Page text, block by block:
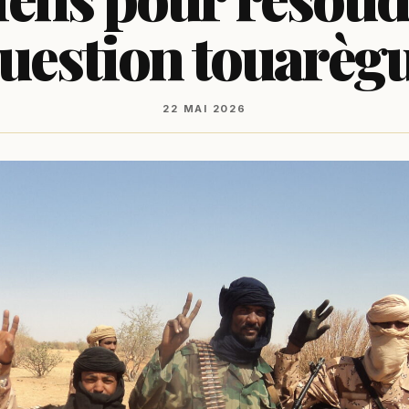
22 MAI 2026